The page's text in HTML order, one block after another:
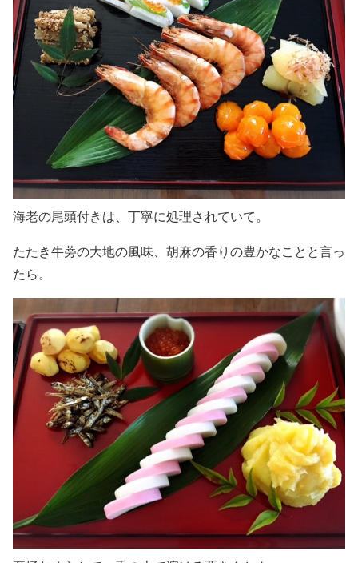
海老の尾頭付きは、丁寧に処理されていて。
たたき牛蒡の大地の風味、胡麻の香りの豊かなことと言っ
たら。